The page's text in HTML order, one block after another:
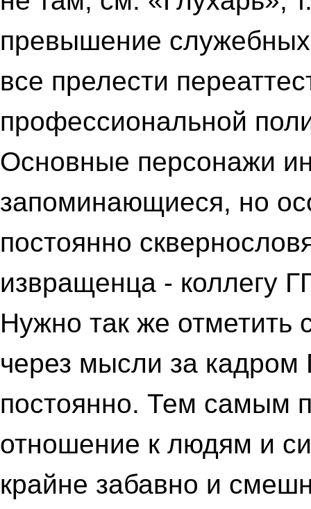
превышение
все прелести
профессиональной
Основные персонажи
запоминающиеся, но
постоянно
извращенца - коллегу
Нужно так же отметить
через мысли за кадром
постоянно. Тем самым
отношение к людям и
крайне забавно и